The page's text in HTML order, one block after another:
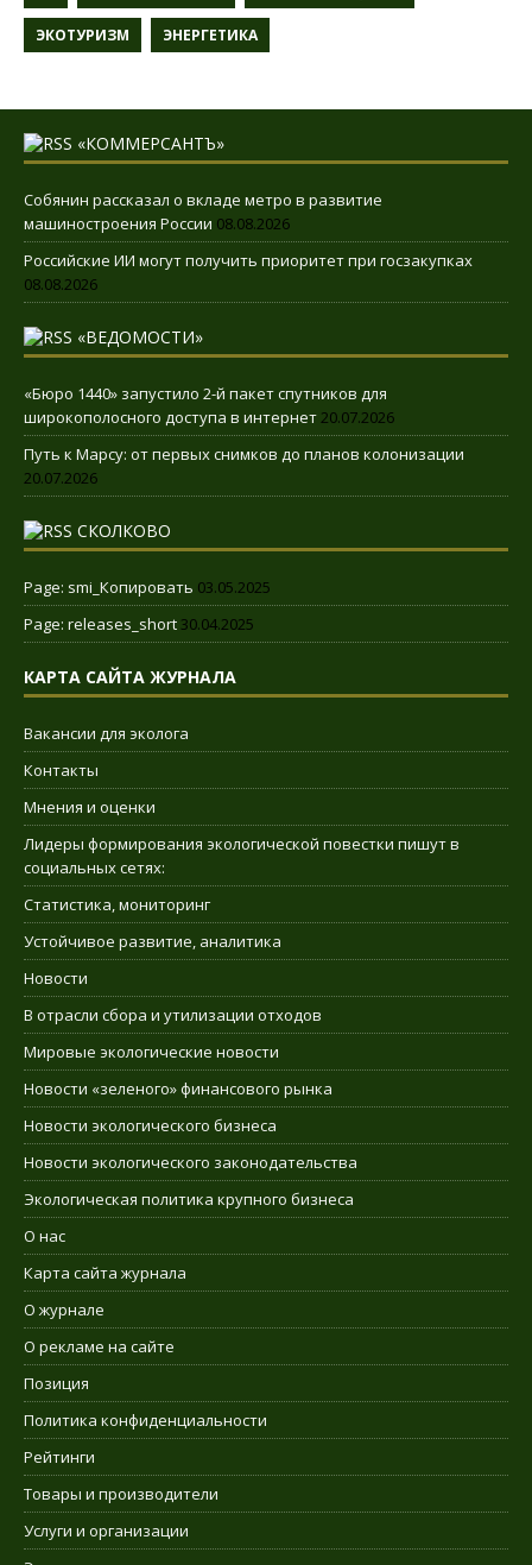
ЭКОТУРИЗМ ЭНЕРГЕТИКА
«КОММЕРСАНТЪ»
Собянин рассказал о вкладе метро в развитие
машиностроения России 08.08.2026
Российские ИИ могут получить приоритет при госзакупках
08.08.2026
«ВЕДОМОСТИ»
«Бюро 1440» запустило 2-й пакет спутников для
широкополосного доступа в интернет20.07.2026
Путь к Марсу: от первых снимков до планов колонизации
20.07.2026
СКОЛКОВО
Page: smi_Копировать 03.05.2025
Page: releases_short 30.04.2025
КАРТА САЙТА ЖУРНАЛА
Вакансии для эколога
Контакты
Мнения и оценки
Лидеры формирования экологической повестки пишут в
социальных сетях:
Статистика, мониторинг
Устойчивое развитие, аналитика
Новости
В отрасли сбора и утилизации отходов
Мировые экологические новости
Новости «зеленого» финансового рынка
Новости экологического бизнеса
Новости экологического законодательства
Экологическая политика крупного бизнеса
О нас
Карта сайта журнала
О журнале
О рекламе на сайте
Позиция
Политика конфиденциальности
Рейтинги
Товары и производители
Услуги и организации